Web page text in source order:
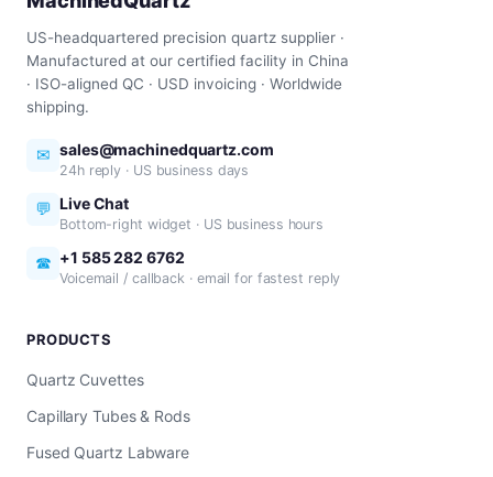
US-headquartered precision quartz supplier ·
Manufactured at our certified facility in China
· ISO-aligned QC · USD invoicing · Worldwide
shipping.
✉ sales@machinedquartz.com
24h reply · US business days
💬 Live Chat
Bottom-right widget · US business hours
☎ +1 585 282 6762
Voicemail / callback · email for fastest reply
PRODUCTS
Quartz Cuvettes
Capillary Tubes & Rods
Fused Quartz Labware